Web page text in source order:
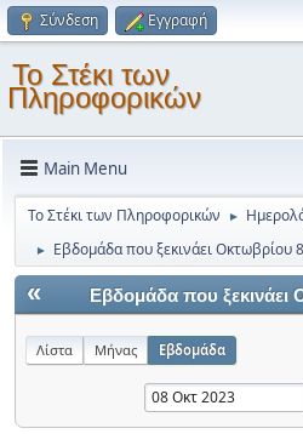
Σύνδεση Εγγραφή
Το Στέκι των
Πληροφορικών
Main Menu
Το Στέκι των Πληροφορικών ►
► Εβδομάδα που ξεκινάει Οκτωβρίου
« Εβδομάδα που ξεκινάει
Λίστα Μήνας Εβδομάδα